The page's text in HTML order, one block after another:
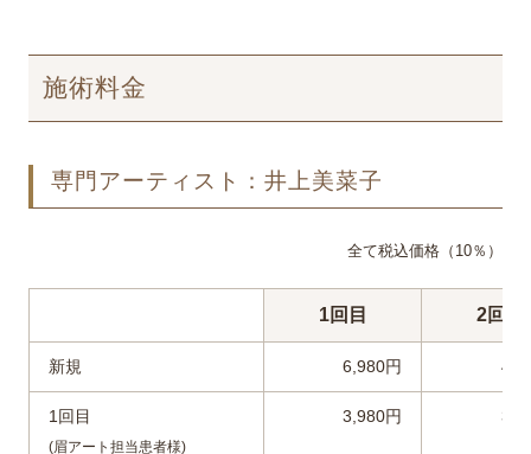
施術料金
専門アーティスト：井上美菜子
全て税込価格（10％）
1回目 2回目
新規 6,980円
1回目
(眉アート担当患者様)
3,980円